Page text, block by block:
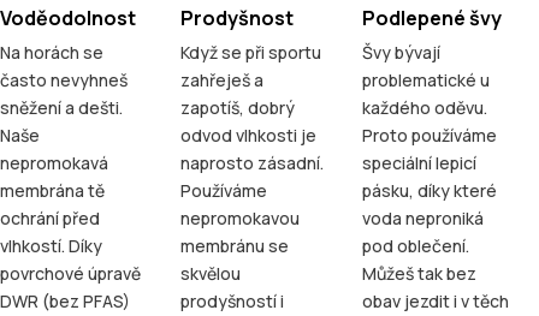
Voděodolnost
Na horách se
často nevyhneš
sněžení a dešti.
Naše
nepromokavá
membrána tě
ochrání před
vlhkostí. Díky
povrchové úpravě
DWR (bez PFAS)
Prodyšnost
Když se při sportu
zahřeješ a
zapotíš, dobrý
odvod vlhkosti je
naprosto zásadní.
Používáme
nepromokavou
membránu se
skvělou
prodyšností i
Podlepené švy
Švy bývají
problematické u
každého oděvu.
Proto používáme
speciální lepicí
pásku, díky které
voda neproniká
pod oblečení.
Můžeš tak bez
obav jezdit i v těch